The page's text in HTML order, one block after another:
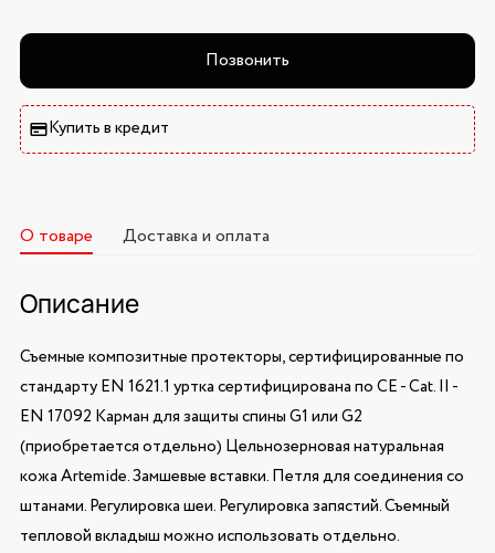
Позвонить
Купить в кредит
О товаре Доставка и оплата
Описание
Съемные композитные протекторы, сертифицированные по
стандарту EN 1621.1 уртка сертифицирована по CE - Cat. II -
EN 17092 Карман для защиты спины G1 или G2
(приобретается отдельно) Цельнозерновая натуральная
кожа Artemide. Замшевые вставки. Петля для соединения со
штанами. Регулировка шеи. Регулировка запястий. Съемный
тепловой вкладыш можно использовать отдельно.